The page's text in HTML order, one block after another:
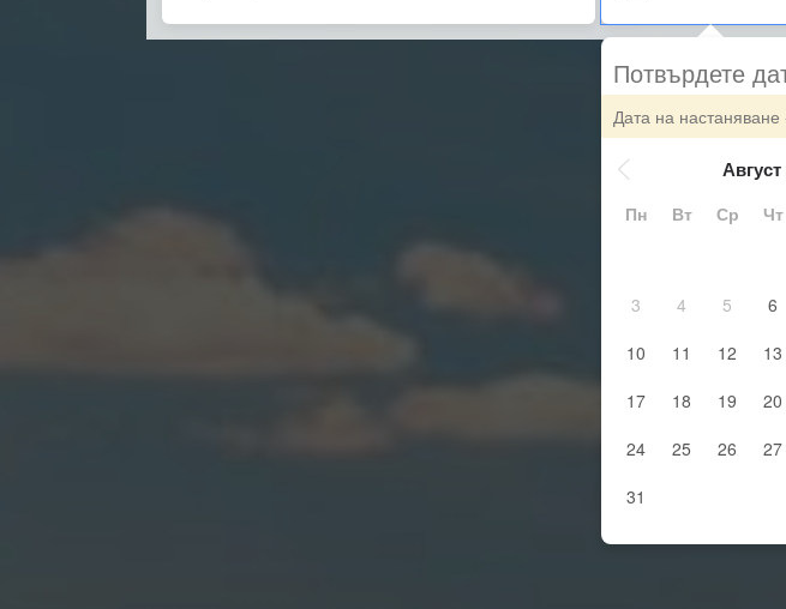
Потвърдете
Дата на
Август
Пн Вт Ср Чт
3
4 5 6
10
11 12 13
17
18 19 20
24
25 26 27
31